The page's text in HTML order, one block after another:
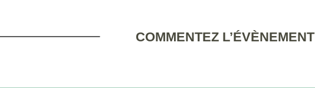
COMMENTEZ L’ÉVÈNEMENT